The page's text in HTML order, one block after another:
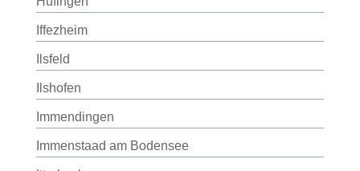
Iffezheim
Ilsfeld
Ilshofen
Immendingen
Immenstaad am Bodensee